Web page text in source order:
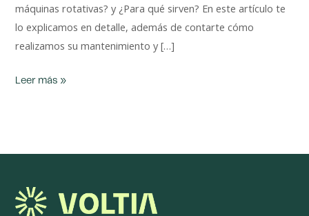
máquinas rotativas? y ¿Para qué sirven? En este artículo te
lo explicamos en detalle, además de contarte cómo
realizamos su mantenimiento y […]
Leer más »